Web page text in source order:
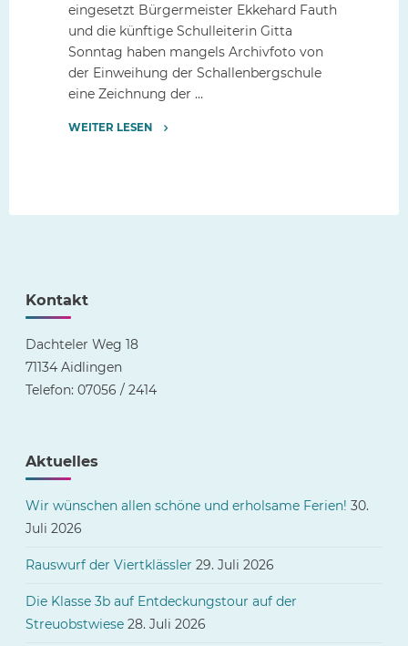
eingesetzt Bürgermeister Ekkehard Fauth
und die künftige Schulleiterin Gitta
Sonntag haben mangels Archivfoto von
der Einweihung der Schallenbergschule
eine Zeichnung der …
WEITER LESEN
Kontakt
Dachteler Weg 18
71134 Aidlingen
Telefon: 07056 / 2414
Aktuelles
Wir wünschen allen schöne und erholsame Ferien! 30.
Juli 2026
Rauswurf der Viertklässler 29. Juli 2026
Die Klasse 3b auf Entdeckungstour auf der
Streuobstwiese 28. Juli 2026